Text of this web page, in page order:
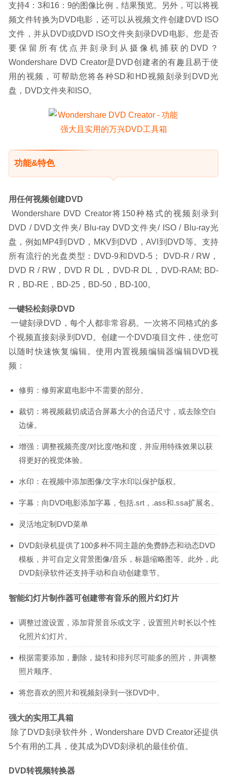
支持4：3和16：9的图像比例，结果预览。另外，可以将视
频文件转换为DVD电影，还可以从视频文件创建DVD ISO
文件，并从DVD或DVD ISO文件夹刻录DVD电影。您是否
要保留所有优点并刻录到从摄像机捕获的DVD？
Wondershare DVD Creator是DVD创建者的有趣且易于使
用的视频，可帮助您将各种SD和HD视频刻录到DVD光
盘，DVD文件夹和ISO。
功能&特色
用任何视频创建DVD
Wondershare DVD Creator将150种格式的视频刻录到
DVD / DVD文件夹/ Blu-ray DVD文件夹/ ISO / Blu-ray光
盘，例如MP4到DVD，MKV到DVD，AVI到DVD等。支持
所有流行的光盘类型：DVD-9和DVD-5； DVD-R / RW，
DVD R / RW，DVD R DL，DVD-R DL，DVD-RAM; BD-
R，BD-RE，BD-25，BD-50，BD-100。
一键轻松刻录DVD
一键刻录DVD，每个人都非常容易。一次将不同格式的多
个视频直接刻录到DVD。创建一个DVD项目文件，使您可
以随时快速恢复编辑。使用内置视频编辑器编辑DVD视
频：
修剪：修剪家庭电影中不需要的部分。
裁切：将视频裁切成适合屏幕大小的合适尺寸，或去除空白
边缘。
增强：调整视频亮度/对比度/饱和度，并应用特殊效果以获
得更好的视觉体验。
水印：在视频中添加图像/文字水印以保护版权。
字幕：向DVD电影添加字幕，包括.srt，.ass和.ssa扩展名。
灵活地定制DVD菜单
DVD刻录机提供了100多种不同主题的免费静态和动态DVD
模板，并可自定义背景图像/音乐，标题缩略图等。此外，此
DVD刻录软件还支持手动和自动创建章节。
智能幻灯片制作器可创建带有音乐的照片幻灯片
调整过渡设置，添加背景音乐或文字，设置照片时长以个性
化照片幻灯片。
根据需要添加，删除，旋转和排列尽可能多的照片，并调整
照片顺序。
将您喜欢的照片和视频刻录到一张DVD中。
强大的实用工具箱
5个有用的工具，使其成为DVD刻录机的最佳价值。
DVD转视频转换器